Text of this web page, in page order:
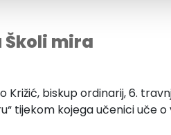
Školi mira
biskup ordinarij, 6.
tijekom kojega učenici uče